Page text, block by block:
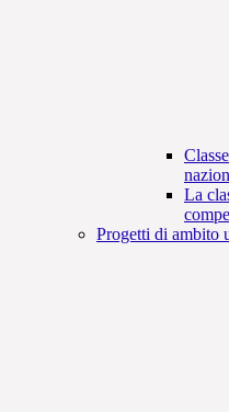
La
Progetti di ambito